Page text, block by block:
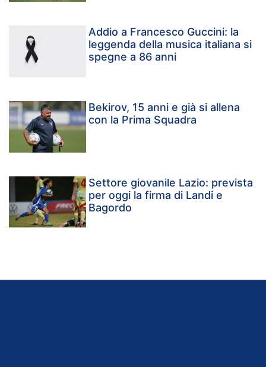
Addio a Francesco Guccini: la
leggenda della musica italiana si
spegne a 86 anni
Bekirov, 15 anni e già si allena
con la Prima Squadra
Settore giovanile Lazio: prevista
per oggi la firma di Landi e
Bagordo